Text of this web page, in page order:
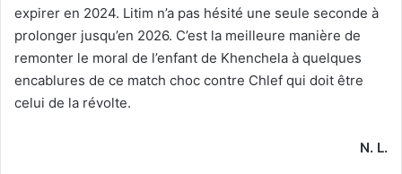
expirer en 2024. Litim n’a pas hésité une seule seconde à
prolonger jusqu’en 2026. C’est la meilleure manière de
remonter le moral de l’enfant de Khenchela à quelques
encablures de ce match choc contre Chlef qui doit être
celui de la révolte.
N. L.